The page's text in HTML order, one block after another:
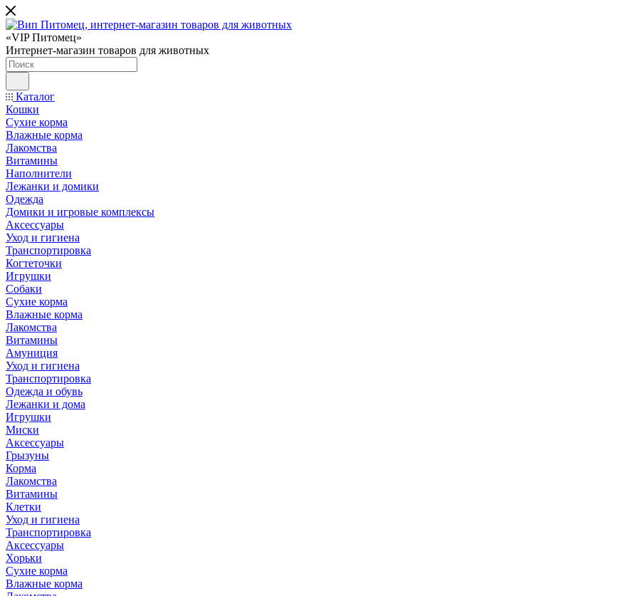
«VIP Питомец»
Интернет-магазин товаров для животных
Каталог
Кошки
Сухие корма
Влажные корма
Лакомства
Витамины
Наполнители
Лежанки и домики
Одежда
Домики и игровые комплексы
Аксессуары
Уход и гигиена
Транспортировка
Когтеточки
Игрушки
Собаки
Сухие корма
Влажные корма
Лакомства
Витамины
Амуниция
Уход и гигиена
Транспортировка
Одежда и обувь
Лежанки и дома
Игрушки
Миски
Аксессуары
Грызуны
Корма
Лакомства
Витамины
Клетки
Уход и гигиена
Транспортировка
Аксессуары
Хорьки
Сухие корма
Влажные корма